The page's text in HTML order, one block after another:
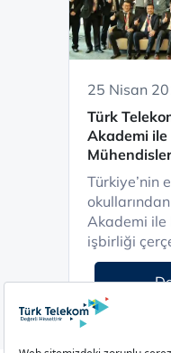
25 Nisan
Türk
Akademi ile
Türkiye’nin
Akademi
işbirliği